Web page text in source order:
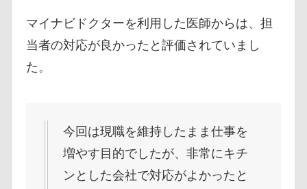
マイナビドクターを利用した医師からは、担
当者の対応が良かったと評価されていまし
た。
今回は現職を維持したまま仕事を
増やす目的でしたが、非常にキチ
ンとした会社で対応がよかったと